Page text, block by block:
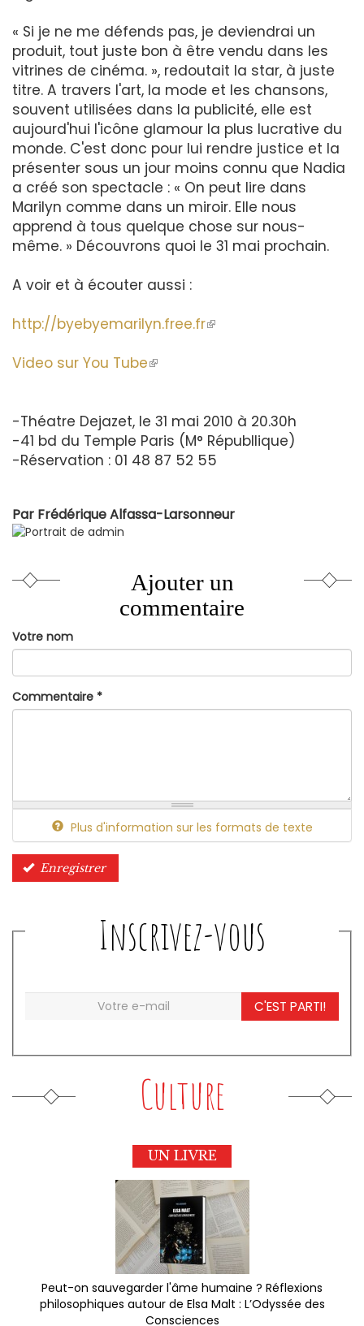
« Si je ne me défends pas, je deviendrai un
produit, tout juste bon à être vendu dans les
vitrines de cinéma. », redoutait la star, à juste
titre. A travers l'art, la mode et les chansons,
souvent utilisées dans la publicité, elle est
aujourd'hui l'icône glamour la plus lucrative du
monde. C'est donc pour lui rendre justice et la
présenter sous un jour moins connu que Nadia
a créé son spectacle : « On peut lire dans
Marilyn comme dans un miroir. Elle nous
apprend à tous quelque chose sur nous-
même. » Découvrons quoi le 31 mai prochain.
A voir et à écouter aussi :
http://byebyemarilyn.free.fr(le
Video sur You Tube(le
externe)
-Théatre Dejazet, le 31 mai 2010 à 20.30h
-41 bd du Temple Paris (M° Républlique)
-Réservation : 01 48 87 52 55
Par Frédérique Alfassa-Larsonneur
Ajouter un
commentaire
Votre nom
Commentaire *
Plus d'information sur les formats de texte
Enregistrer
Inscrivez-vous
C'EST PARTI!
Culture
UN LIVRE
Peut-on sauvegarder l'âme humaine ? Réflexions
philosophiques autour de Elsa Malt : L’Odyssée des
Consciences